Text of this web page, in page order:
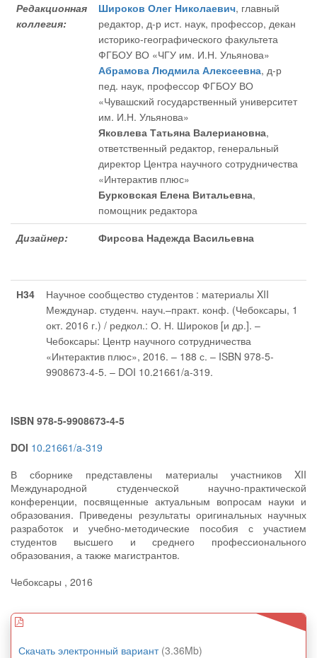
Редакционная
коллегия:
Широков Олег Николаевич, главный
редактор, д-р ист. наук, профессор, декан
историко-географического факультета
ФГБОУ ВО «ЧГУ им. И.Н. Ульянова»
Абрамова Людмила Алексеевна, д-р
пед. наук, профессор ФГБОУ ВО
«Чувашский государственный университет
им. И.Н. Ульянова»
Яковлева Татьяна Валериановна,
ответственный редактор, генеральный
директор Центра научного сотрудничества
«Интерактив плюс»
Бурковская Елена Витальевна,
помощник редактора
Дизайнер:
Фирсова Надежда Васильевна
Н34
Научное сообщество студентов : материалы XII
Междунар. студенч. науч.–практ. конф. (Чебоксары, 1
окт. 2016 г.) / редкол.: О. Н. Широков [и др.]. –
Чебоксары: Центр научного сотрудничества
«Интерактив плюс», 2016. – 188 с. – ISBN 978-5-
9908673-4-5. – DOI 10.21661/a-319.
ISBN 978-5-9908673-4-5
DOI 10.21661/a-319
В сборнике представлены материалы участников XII
Международной студенческой научно-практической
конференции, посвященные актуальным вопросам науки и
образования. Приведены результаты оригинальных научных
разработок и учебно-методические пособия с участием
студентов высшего и среднего профессионального
образования, а также магистрантов.
Чебоксары , 2016
Скачать электронный вариант (3.36Mb)